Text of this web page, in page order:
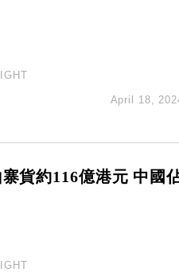
April 18,
貨約116億港元 中國